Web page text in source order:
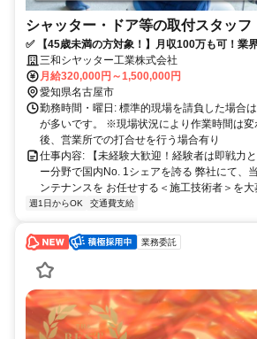
シャッター・ドア等の取付スタッフ
✅ 【45歳未満の方対象！】月収100万も可！業
定＆営業活動なし！半年間の研修で独り立ち可
り）
三和シヤッター工業株式会社
月給320,000円～1,500,000円
愛知県名古屋市
勤務時間・曜日: 標準的現場を請負した場合
が多いです。 ※現場状況により作業時間は
後、営業所での打合せを行う場合有り
仕事内容: 【未経験大歓迎！経験者は即戦力
ー分野で国内No. 1シェアを誇る 弊社にて、
ンテナンスを お任せする＜施工技術者＞を
週1日からOK 交通費支給
業務委託